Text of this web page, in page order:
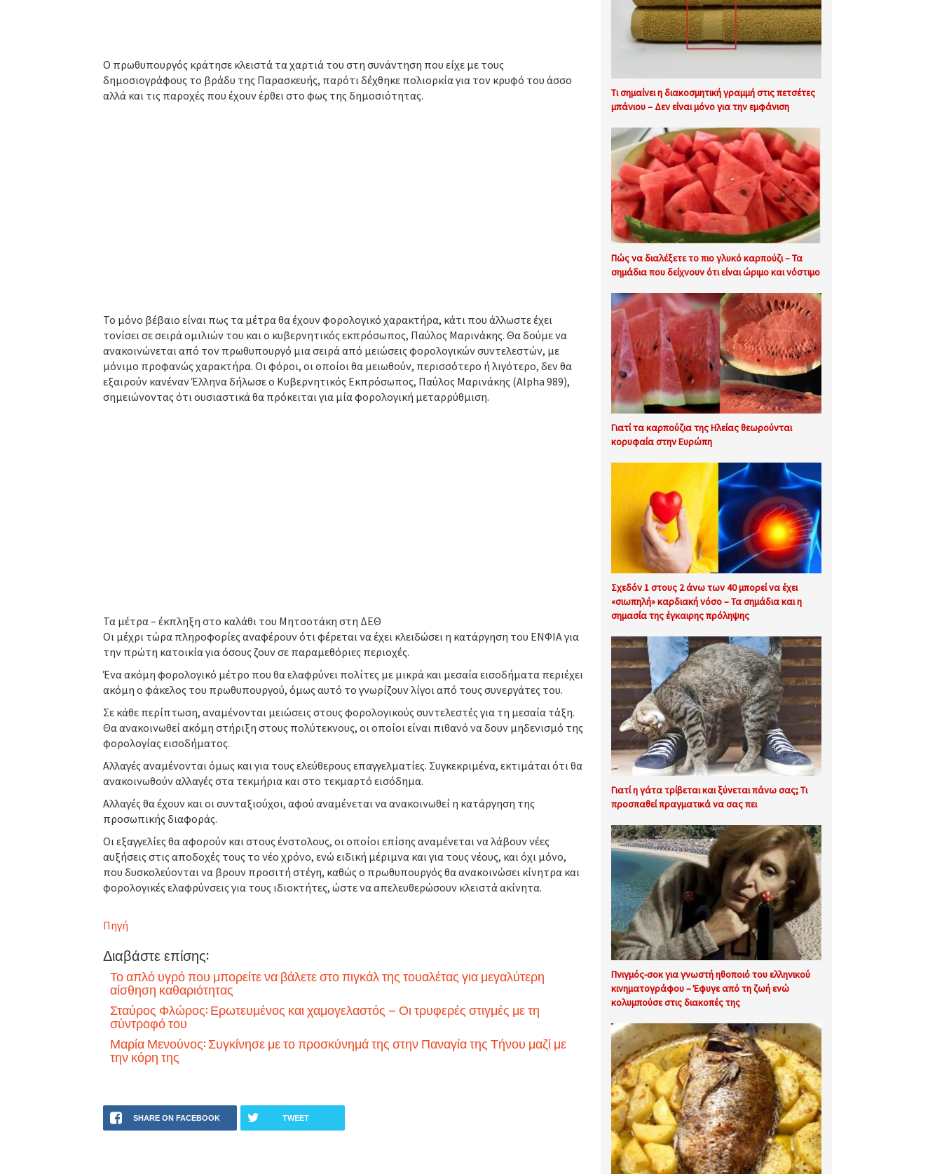
Ο πρωθυπουργός κράτησε κλειστά τα χαρτιά του στη συνάντηση που είχε με τους
δημοσιογράφους το βράδυ της Παρασκευής, παρότι δέχθηκε πολιορκία για τον κρυφό του άσσο
αλλά και τις παροχές που έχουν έρθει στο φως της δημοσιότητας.
Το μόνο βέβαιο είναι πως τα μέτρα θα έχουν φορολογικό χαρακτήρα, κάτι που άλλωστε έχει
τονίσει σε σειρά ομιλιών του και ο κυβερνητικός εκπρόσωπος, Παύλος Μαρινάκης. Θα δούμε να
ανακοινώνεται από τον πρωθυπουργό μια σειρά από μειώσεις φορολογικών συντελεστών, με
μόνιμο προφανώς χαρακτήρα. Οι φόροι, οι οποίοι θα μειωθούν, περισσότερο ή λιγότερο, δεν θα
εξαιρούν κανέναν Έλληνα δήλωσε ο Κυβερνητικός Εκπρόσωπος, Παύλος Μαρινάκης (Alpha 989),
σημειώνοντας ότι ουσιαστικά θα πρόκειται για μία φορολογική μεταρρύθμιση.
Τα μέτρα – έκπληξη στο καλάθι του Μητσοτάκη στη ΔΕΘ
Οι μέχρι τώρα πληροφορίες αναφέρουν ότι φέρεται να έχει κλειδώσει η κατάργηση του ΕΝΦΙΑ για
την πρώτη κατοικία για όσους ζουν σε παραμεθόριες περιοχές.
Ένα ακόμη φορολογικό μέτρο που θα ελαφρύνει πολίτες με μικρά και μεσαία εισοδήματα περιέχει
ακόμη ο φάκελος του πρωθυπουργού, όμως αυτό το γνωρίζουν λίγοι από τους συνεργάτες του.
Σε κάθε περίπτωση, αναμένονται μειώσεις στους φορολογικούς συντελεστές για τη μεσαία τάξη.
Θα ανακοινωθεί ακόμη στήριξη στους πολύτεκνους, οι οποίοι είναι πιθανό να δουν μηδενισμό της
φορολογίας εισοδήματος.
Αλλαγές αναμένονται όμως και για τους ελεύθερους επαγγελματίες. Συγκεκριμένα, εκτιμάται ότι θα
ανακοινωθούν αλλαγές στα τεκμήρια και στο τεκμαρτό εισόδημα.
Αλλαγές θα έχουν και οι συνταξιούχοι, αφού αναμένεται να ανακοινωθεί η κατάργηση της
προσωπικής διαφοράς.
Οι εξαγγελίες θα αφορούν και στους ένστολους, οι οποίοι επίσης αναμένεται να λάβουν νέες
αυξήσεις στις αποδοχές τους το νέο χρόνο, ενώ ειδική μέριμνα και για τους νέους, και όχι μόνο,
που δυσκολεύονται να βρουν προσιτή στέγη, καθώς ο πρωθυπουργός θα ανακοινώσει κίνητρα και
φορολογικές ελαφρύνσεις για τους ιδιοκτήτες, ώστε να απελευθερώσουν κλειστά ακίνητα.
Πηγή
Διαβάστε επίσης:
Το απλό υγρό που μπορείτε να βάλετε στο πιγκάλ της τουαλέτας για μεγαλύτερη
αίσθηση καθαριότητας
Σταύρος Φλώρος: Ερωτευμένος και χαμογελαστός – Οι τρυφερές στιγμές με τη
σύντροφό του
Μαρία Μενούνος: Συγκίνησε με το προσκύνημά της στην Παναγία της Τήνου μαζί με
την κόρη της
SHARE ON FACEBOOK TWEET
Τι σημαίνει η διακοσμητική γραμμή στις πετσέτες
μπάνιου – Δεν είναι μόνο για την εμφάνιση
Πώς να διαλέξετε το πιο γλυκό καρπούζι – Τα
σημάδια που δείχνουν ότι είναι ώριμο και νόστιμο
Γιατί τα καρπούζια της Ηλείας θεωρούνται
κορυφαία στην Ευρώπη
Σχεδόν 1 στους 2 άνω των 40 μπορεί να έχει
«σιωπηλή» καρδιακή νόσο – Τα σημάδια και η
σημασία της έγκαιρης πρόληψης
Γιατί η γάτα τρίβεται και ξύνεται πάνω σας; Τι
προσπαθεί πραγματικά να σας πει
Πνιγμός-σοκ για γνωστή ηθοποιό του ελληνικού
κινηματογράφου – Έφυγε από τη ζωή ενώ
κολυμπούσε στις διακοπές της